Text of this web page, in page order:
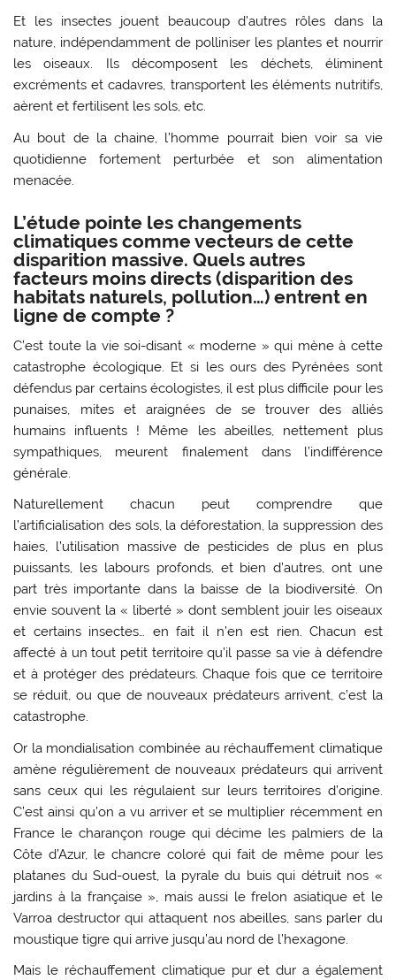
Et les insectes jouent beaucoup d’autres rôles dans la
nature, indépendamment de polliniser les plantes et nourrir
les oiseaux. Ils décomposent les déchets, éliminent
excréments et cadavres, transportent les éléments nutritifs,
aèrent et fertilisent les sols, etc.
Au bout de la chaine, l’homme pourrait bien voir sa vie
quotidienne fortement perturbée et son alimentation
menacée.
L’étude pointe les changements
climatiques comme vecteurs de cette
disparition massive. Quels autres
facteurs moins directs (disparition des
habitats naturels, pollution…) entrent en
ligne de compte ?
C’est toute la vie soi-disant « moderne » qui mène à cette
catastrophe écologique. Et si les ours des Pyrénées sont
défendus par certains écologistes, il est plus difficile pour les
punaises, mites et araignées de se trouver des alliés
humains influents ! Même les abeilles, nettement plus
sympathiques, meurent finalement dans l’indifférence
générale.
Naturellement chacun peut comprendre que
l’artificialisation des sols, la déforestation, la suppression des
haies, l’utilisation massive de pesticides de plus en plus
puissants, les labours profonds, et bien d’autres, ont une
part très importante dans la baisse de la biodiversité. On
envie souvent la « liberté » dont semblent jouir les oiseaux
et certains insectes… en fait il n’en est rien. Chacun est
affecté à un tout petit territoire qu’il passe sa vie à défendre
et à protéger des prédateurs. Chaque fois que ce territoire
se réduit, ou que de nouveaux prédateurs arrivent, c’est la
catastrophe.
Or la mondialisation combinée au réchauffement climatique
amène régulièrement de nouveaux prédateurs qui arrivent
sans ceux qui les régulaient sur leurs territoires d’origine.
C’est ainsi qu’on a vu arriver et se multiplier récemment en
France le charançon rouge qui décime les palmiers de la
Côte d’Azur, le chancre coloré qui fait de même pour les
platanes du Sud-ouest, la pyrale du buis qui détruit nos «
jardins à la française », mais aussi le frelon asiatique et le
Varroa destructor qui attaquent nos abeilles, sans parler du
moustique tigre qui arrive jusqu’au nord de l’hexagone.
Mais le réchauffement climatique pur et dur a également